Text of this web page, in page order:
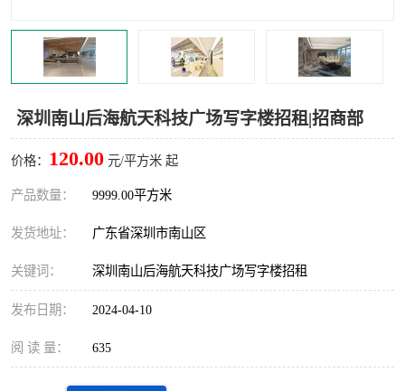
深圳南山后海航天科技广场写字楼招租|招商部
价格： 120.00 元/平方米 起
产品数量： 9999.00平方米
发货地址： 广东省深圳市南山区
关键词： 深圳南山后海航天科技广场写字楼招租
发布日期： 2024-04-10
阅 读 量： 635
兴东 石岩
车公庙
中心区
南山区 西丽
深圳超级总部基地 后海